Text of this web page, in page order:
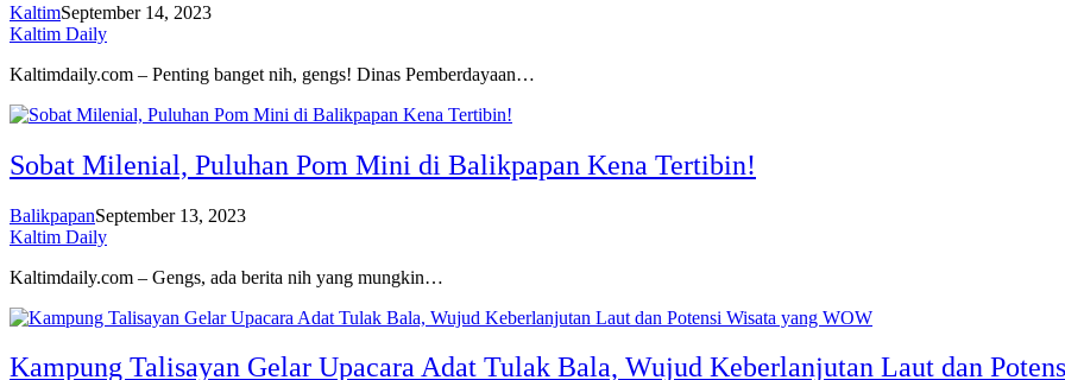
KaltimSeptember 14, 2023
Kaltim Daily
Kaltimdaily.com – Penting banget nih, gengs! Dinas Pemberdayaan…
Sobat Milenial, Puluhan Pom Mini di Balikpapan Kena Tertibin!
BalikpapanSeptember 13, 2023
Kaltim Daily
Kaltimdaily.com – Gengs, ada berita nih yang mungkin…
Kampung Talisayan Gelar Upacara Adat Tulak Bala, Wujud Keberlanjutan Laut dan